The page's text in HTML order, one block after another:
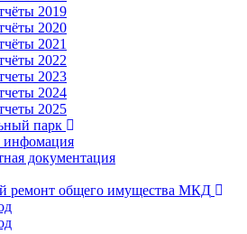
2019
2020
2021
2022
2023
2024
2025
парк
документация
ремонт общего имущества МКД